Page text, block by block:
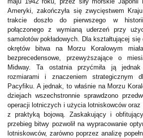
Ameryki, zakończyła się zwycięstwem
trakcie doszło do pierwszego w
połączonego z wymianą uderzeń przy
samolotów pokładowych. Dla kształtującej
okrętów bitwa na Morzu Koralowym
bezprecedensowe, przewyższające o
Midway. Ta ostatnia przyćmiła ją
rozmiarami i znaczeniem strategicznym
Pacyfiku. A jednak, to właśnie na Morzu
dziejach wszechstronnie sprawdzono
operacji lotniczych i użycia lotniskowców oraz
z praktyką bojową. Zaskakujący i
przebieg bitwy pozwolił na wypracowanie
lotniskowców, zarówno poprzez analizę